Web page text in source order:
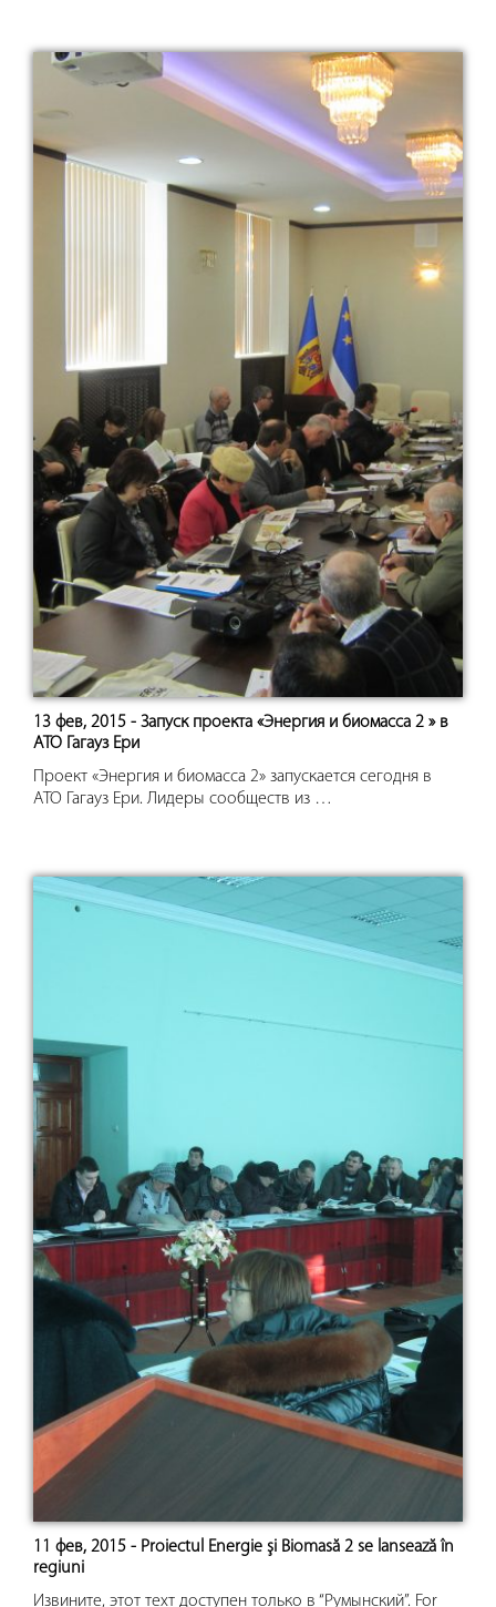
13 фев, 2015 - Запуск проекта «Энергия и биомасса 2 » в
АТО Гагауз Ери
Проект «Энергия и биомасса 2» запускается сегодня в
АТО Гагауз Ери. Лидеры сообществ из …
11 фев, 2015 - Proiectul Energie şi Biomasă 2 se lansează în
regiuni
Извините, этот техт доступен только в “Румынский”. For